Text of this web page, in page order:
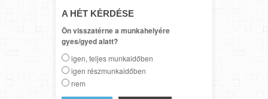
A HÉT KÉRDÉSE
Ön visszatérne a munkahelyére
gyes/gyed alatt?
igen, teljes munkaidőben
igen részmunkaidőben
nem